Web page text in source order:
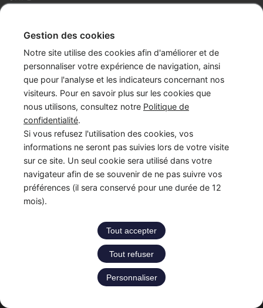
Gestion des cookies
Notre site utilise des cookies afin d'améliorer et de
personnaliser votre expérience de navigation, ainsi
que pour l'analyse et les indicateurs concernant nos
visiteurs. Pour en savoir plus sur les cookies que
nous utilisons, consultez notre Politique de
confidentialité.
Si vous refusez l'utilisation des cookies, vos
informations ne seront pas suivies lors de votre visite
sur ce site. Un seul cookie sera utilisé dans votre
navigateur afin de se souvenir de ne pas suivre vos
préférences (il sera conservé pour une durée de 12
mois).
Tout accepter
Tout refuser
Personnaliser
France Enfance Protégée, mis en place le 5 janvier 2023,
regroupe en son sein plusieurs acteurs de la prévention et de la
protection et de la prévention de l’enfance : adoption, enfance
en danger et accès aux origines personnelles. Cette maison
commune assure les missions du Service National d’Accueil
Téléphonique de l’Enfance en Danger – numéro 119 (SNATED-
119), de l’Agence Française de l’Adoption (AFA), de
l’Observatoire National de la Protection de l’Enfance (ONPE).
Également, France Enfance Protégée assure les secrétariats du
Conseil National pour l’Accès aux Origines Personnelles
(CNAOP), du Conseil National de la Protection de l’Enfance
(CNPE) et du Conseil National de l’Adoption (CNA).
Copyright © 2026 France Enfance Protégée